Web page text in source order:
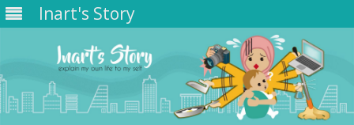
Inart's Story